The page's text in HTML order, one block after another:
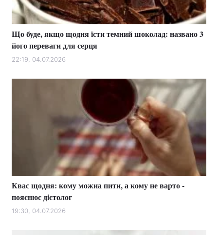
Що буде, якщо щодня їсти темний шоколад: названо 3
його переваги для серця
22:19, 04.07.2026
Квас щодня: кому можна пити, а кому не варто -
пояснює дієтолог
19:30, 04.07.2026